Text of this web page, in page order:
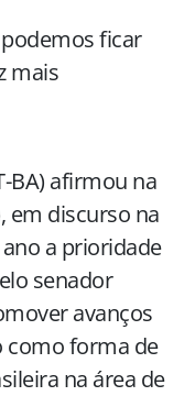
ficar
mais
BA) afirmou na
em discurso na
a prioridade
senador
avanços
como forma de
na área de